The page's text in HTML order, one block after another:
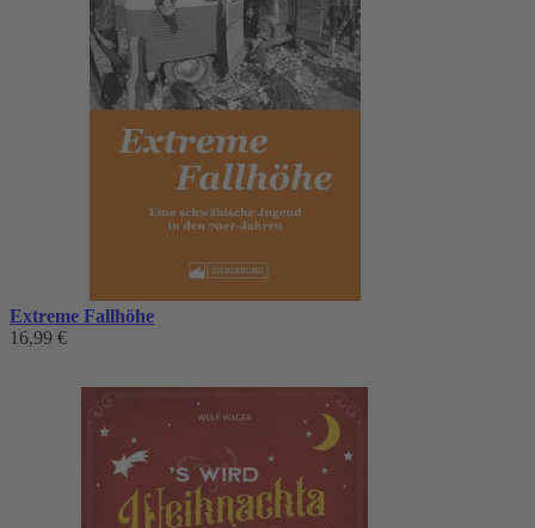
Extreme Fallhöhe
16,99 €